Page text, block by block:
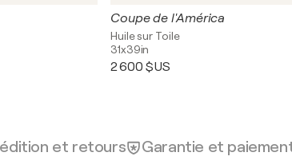
Coupe de l'América
Huile sur Toile
31x39in
2 600 $US
et retours Garantie et